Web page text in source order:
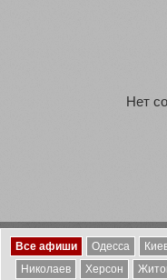
Нет
Все афиши Одесса
Николаев
Херсон